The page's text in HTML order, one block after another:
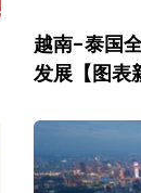
越南-泰国
发展【图表